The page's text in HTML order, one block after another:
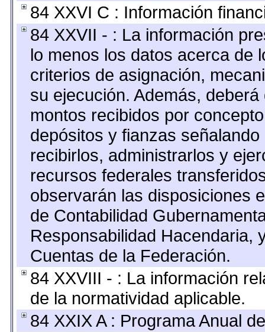
84 XXVI C : Información
84 XXVII - : La información
lo menos los datos acerca de
criterios de asignación,
su ejecución. Además,
montos recibidos por
depósitos y fianzas
recibirlos, administrarlos y
recursos federales
observarán las disposiciones
de Contabilidad
Responsabilidad Hacendaria,
Cuentas de la Federación.
84 XXVIII - : La información
de la normatividad aplicable.
84 XXIX A : Programa Anual